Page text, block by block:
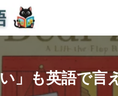
」も英語で言